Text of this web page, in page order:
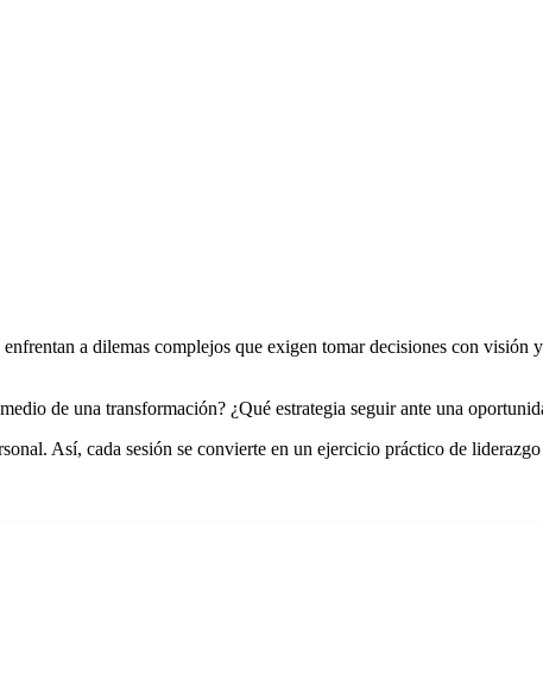
a dilemas complejos que exigen tomar decisiones con visión y
de una transformación? ¿Qué estrategia seguir ante una
Así, cada sesión se convierte en un ejercicio práctico de